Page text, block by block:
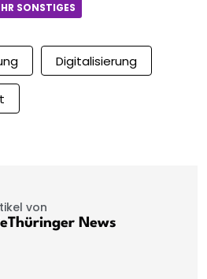
SONSTIGES
Digitalisierung
von
News